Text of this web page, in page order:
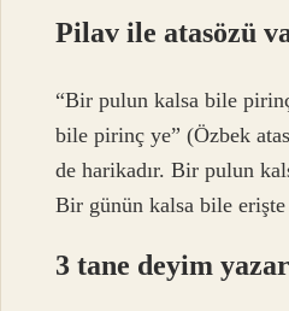
Pilav ile atasözü
“Bir pulun kalsa bile
bile pirinç ye” (Özbek
de harikadır. Bir pulun
Bir günün kalsa bile
3 tane deyim yazar